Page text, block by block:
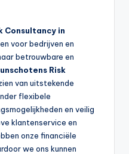
Consultancy in
voor bedrijven en
betrouwbare en
Risk
van uitstekende
flexibele
en veilig
klantenservice en
onze financiële
we ons kunnen